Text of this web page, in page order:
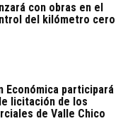
con obras en el
del kilómetro cero
Económica participará
licitación de los
de Valle Chico